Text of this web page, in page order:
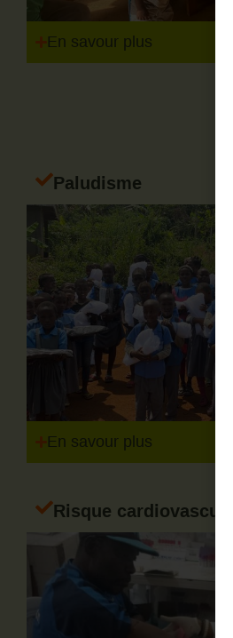
En savour plus
Paludisme
En savour plus
Risque